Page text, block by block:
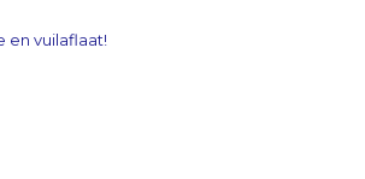
en vuilaflaat!